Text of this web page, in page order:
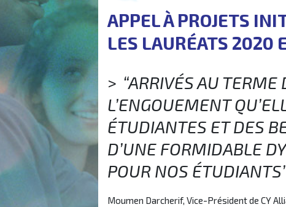
APPEL À PROJETS
LES LAURÉATS 2020
“ARRIVÉS AU
L’ENGOUEMENT
ÉTUDIANTES ET DES
D’UNE FORMIDABLE
POUR NOS
Moumen Darcherif, Vice-Président de CY